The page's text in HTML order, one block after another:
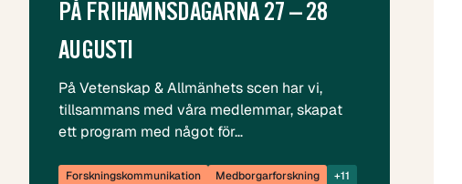
PÅ FRIHAMNSDAGARNA 27 – 28
AUGUSTI
På Vetenskap & Allmänhets scen har vi,
tillsammans med våra medlemmar, skapat
ett program med något för…
Forskningskommunikation Medborgarforskning +11